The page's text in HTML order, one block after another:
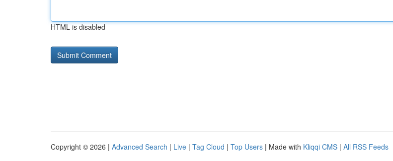
HTML is disabled
Copyright © 2026 | Advanced Search | Live | Tag Cloud | Top Users | Made with Kliqqi CMS | All RSS Feeds